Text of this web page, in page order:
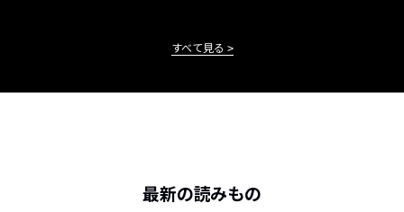
すべて見る
最新の読みもの